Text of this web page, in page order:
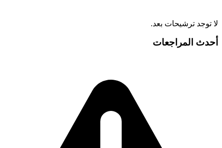
لا توجد ترشيحات بعد.
أحدث المراجعات